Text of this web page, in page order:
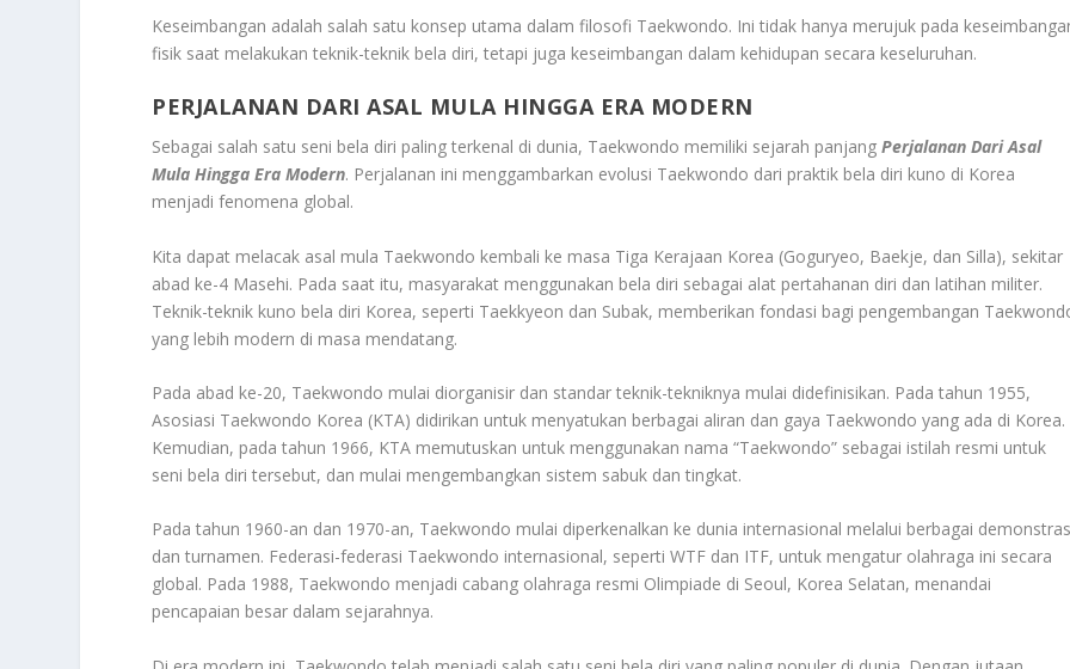
Keseimbangan adalah salah satu konsep utama dalam filosofi Taekwondo. Ini tidak hanya merujuk pada
fisik saat melakukan teknik-teknik bela diri, tetapi juga keseimbangan dalam kehidupan secara keseluruhan.
PERJALANAN DARI ASAL MULA HINGGA ERA MODERN
Sebagai salah satu seni bela diri paling terkenal di dunia, Taekwondo memiliki sejarah panjangPerjalanan Dari Asal
Mula Hingga Era Modern. Perjalanan ini menggambarkan evolusi Taekwondo dari praktik bela diri kuno di Korea
menjadi fenomena global.
Kita dapat melacak asal mula Taekwondo kembali ke masa Tiga Kerajaan Korea (Goguryeo, Baekje, dan Silla), sekitar
abad ke-4 Masehi. Pada saat itu, masyarakat menggunakan bela diri sebagai alat pertahanan diri dan latihan militer.
Teknik-teknik kuno bela diri Korea, seperti Taekkyeon dan Subak, memberikan fondasi bagi pengembangan
yang lebih modern di masa mendatang.
Pada abad ke-20, Taekwondo mulai diorganisir dan standar teknik-tekniknya mulai didefinisikan. Pada tahun 1955,
Asosiasi Taekwondo Korea (KTA) didirikan untuk menyatukan berbagai aliran dan gaya Taekwondo yang ada di Korea.
Kemudian, pada tahun 1966, KTA memutuskan untuk menggunakan nama “Taekwondo” sebagai istilah resmi untuk
seni bela diri tersebut, dan mulai mengembangkan sistem sabuk dan tingkat.
Pada tahun 1960-an dan 1970-an, Taekwondo mulai diperkenalkan ke dunia internasional melalui berbagai
dan turnamen. Federasi-federasi Taekwondo internasional, seperti WTF dan ITF, untuk mengatur olahraga ini secara
global. Pada 1988, Taekwondo menjadi cabang olahraga resmi Olimpiade di Seoul, Korea Selatan, menandai
pencapaian besar dalam sejarahnya.